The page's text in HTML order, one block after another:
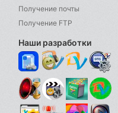
Получение почты
Получение FTP
Наши разработки